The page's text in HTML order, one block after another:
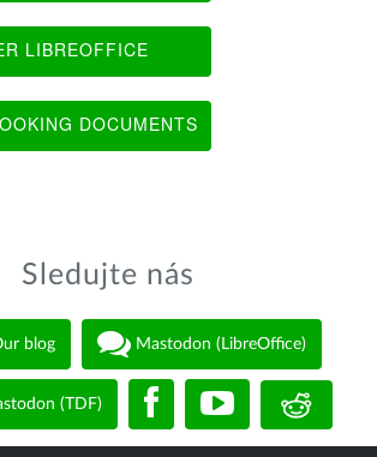
LIBREOFFICE
DOCUMENTS
Sledujte nás
blog Mastodon (LibreOffice)
(TDF)